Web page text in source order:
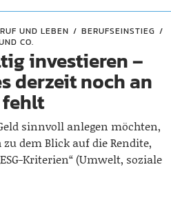
UND LEBEN
BERUFSEINSTIEG
CO.
investieren –
derzeit noch an
sinnvoll anlegen möchten,
dem Blick auf die Rendite,
Kriterien“ (Umwelt, soziale